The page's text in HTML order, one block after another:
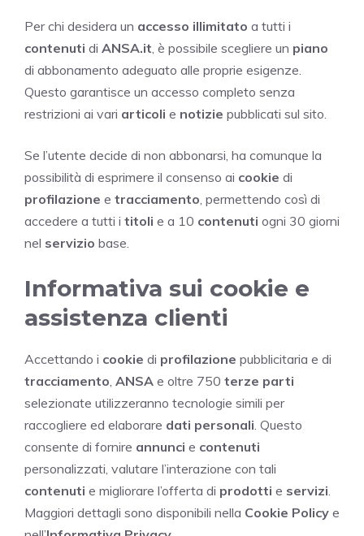
Per chi desidera un accesso illimitato a tutti i
contenuti di ANSA.it, è possibile scegliere un piano
di abbonamento adeguato alle proprie esigenze.
Questo garantisce un accesso completo senza
restrizioni ai vari articoli e notizie pubblicati sul sito.
Se l’utente decide di non abbonarsi, ha comunque la
possibilità di esprimere il consenso ai cookie di
profilazione e tracciamento, permettendo così di
accedere a tutti i titoli e a 10 contenuti ogni 30 giorni
nel servizio base.
Informativa sui cookie e
assistenza clienti
Accettando i cookie di profilazione pubblicitaria e di
tracciamento, ANSA e oltre 750 terze parti
selezionate utilizzeranno tecnologie simili per
raccogliere ed elaborare dati personali. Questo
consente di fornire annunci e contenuti
personalizzati, valutare l’interazione con tali
contenuti e migliorare l’offerta di prodotti e servizi.
Maggiori dettagli sono disponibili nella Cookie Policy e